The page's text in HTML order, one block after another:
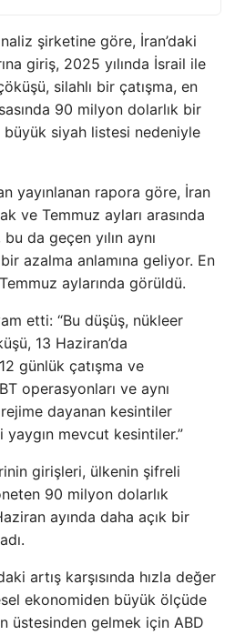
şirketine göre, İran’daki
giriş, 2025 yılında İsrail ile
silahlı bir çatışma, en
90 milyon dolarlık bir
büyük siyah listesi nedeniyle
yayınlanan rapora göre, İran
ve Temmuz ayları arasında
da geçen yılın aynı
azalma anlamına geliyor. En
aylarında görüldü.
etti: “Bu düşüş, nükleer
13 Haziran’da
günlük çatışma ve
operasyonları ve aynı
dayanan kesintiler
yaygın mevcut kesintiler.”
girişleri, ülkenin şifreli
90 milyon dolarlık
ayında daha açık bir
artış karşısında hızla değer
ekonomiden büyük ölçüde
üstesinden gelmek için ABD